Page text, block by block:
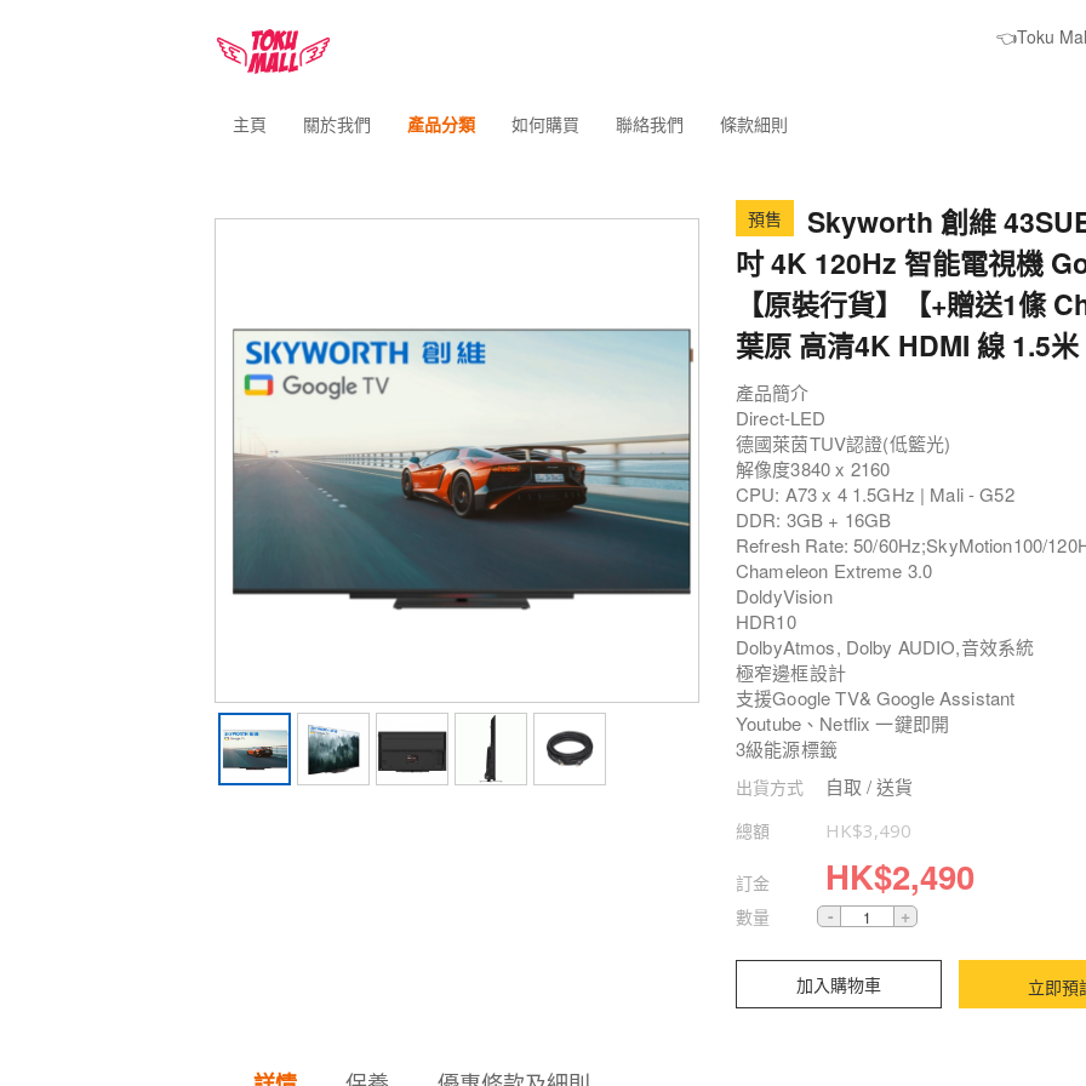
👈Toku
主頁 關於我們 產品分類 如何購買 聯絡我們 條款細則
預售
Skyworth 創維
吋 4K 120Hz 智能電視機
【原裝行貨】【+贈送1絛
葉原 高清4K HDMI 線 1.5米
產品簡介
Direct-LED
德國萊茵TUV認證(低籃光)
解像度3840 x 2160
CPU: A73 x 4 1.5GHz | Mali - G52
DDR: 3GB + 16GB
Refresh Rate: 50/60Hz;SkyMotion100/
Chameleon Extreme 3.0
DoldyVision
HDR10
DolbyAtmos, Dolby AUDIO,音效系統
極窄邊框設計
支援Google TV& Google Assistant
Youtube、Netflix 一鍵即開
3級能源標籤
出貨方式 自取 / 送貨
總額 HK$3,490
訂金 HK$2,490
數量
加入購物車 立即預